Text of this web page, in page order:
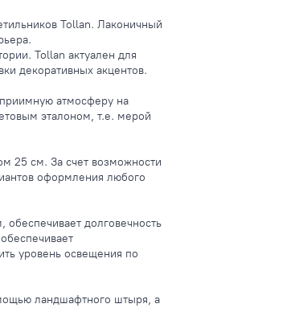
Tollan. Лаконичный
Tollan актуален для
декоративных акцентов.
атмосферу на
эталоном, т.е. мерой
25 см. За счет возможности
оформления любого
долговечность
уровень освещения по
ландшафтного штыря, а